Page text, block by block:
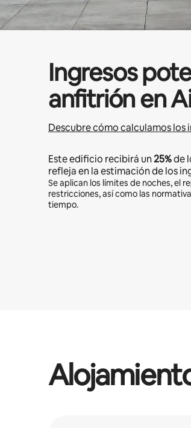
Ingresos
anfitrión en
Descubre cómo calculamos los
Este edificio recibirá un25%de
refleja en la estimación de los
Se aplican los límites de noches, el
restricciones, así como las
tiempo.